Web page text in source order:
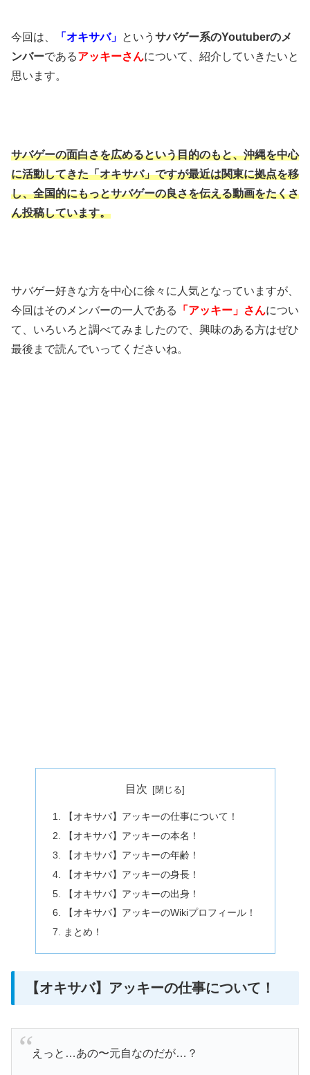
今回は、 「オキサバ」 という サバゲー系のYoutuberのメ
ンバーであるアッキーさんについて、紹介していきたいと
思います。
サバゲーの面白さを広めるという目的のもと、沖縄を中心
に活動してきた「オキサバ」ですが最近は関東に拠点を移
し、全国的にもっとサバゲーの良さを伝える動画をたくさ
ん投稿しています。
サバゲー好きな方を中心に徐々に人気となっていますが、
今回はそのメンバーの一人である
「アッキー」さんについ
て、いろいろと調べてみましたので、興味のある方はぜひ
最後まで読んでいってくださいね。
目次
【オキサバ】アッキーの仕事について！
【オキサバ】アッキーの本名！
【オキサバ】アッキーの年齢！
【オキサバ】アッキーの身長！
【オキサバ】アッキーの出身！
【オキサバ】アッキーのWikiプロフィール！
まとめ！
【オキサバ】アッキーの仕事について！
えっと…あの〜元自なのだが…？